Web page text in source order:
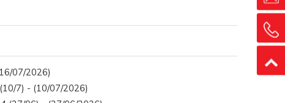
07/2026)
7) - (10/07/2026)